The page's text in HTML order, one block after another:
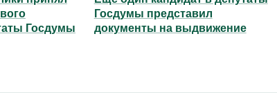
Госдумы
Госдумы представил
документы на выдвижение